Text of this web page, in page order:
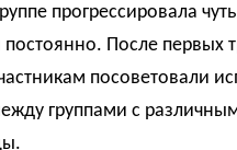
прогрессировала
После первых
посоветовали
группами с